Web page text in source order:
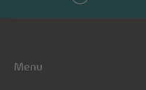
Menu